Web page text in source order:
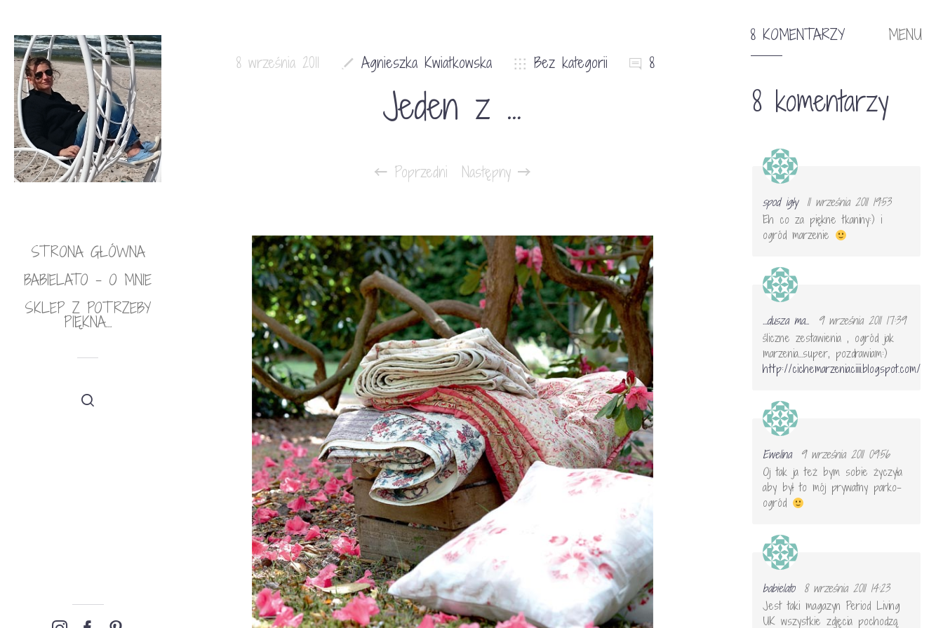
STRONA GŁÓWNA
BABIELATO – O MNIE
SKLEP Z POTRZEBY
PIĘKNA…
8 września 2011 Agnieszka Kwiatkowska Bez kategorii 8
Jeden z …
Poprzedni Następny
8 KOMENTARZY MENU
8 komentarzy
spod igły
11 września 2011 19:53
Eh co za piękne tkaniny:) i
ogród marzenie
...dusza ma...
9 września 2011 17:39
śliczne zestawienia , ogród jak
marzenia…super, pozdrawiam:)
http://cichemarzeniaciiii.blogspot.com/
Ewelina
9 września 2011 09:56
Oj tak ja też bym sobie życzyła
aby był to mój prywatny parko-
ogród
babielato
8 września 2011 14:23
Jest taki magazyn Period Living
UK wszystkie zdjęcia pochodzą